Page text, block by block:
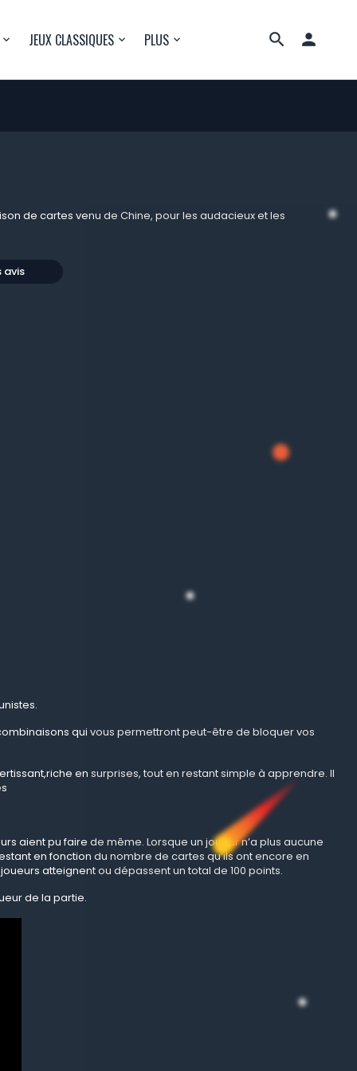

JEUX CLASSIQUES PLUS
de cartes venu de Chine, pour les audacieux et les
avis
qui vous permettront peut-être de bloquer vos
en surprises, tout en restant simple à apprendre. Il
aient pu faire de même. Lorsque un joueur n’a plus aucune
en fonction du nombre de cartes qu’ils ont encore en
atteignent ou dépassent un total de 100 points.
de la partie.